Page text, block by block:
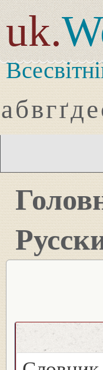
uk.
абвгґде